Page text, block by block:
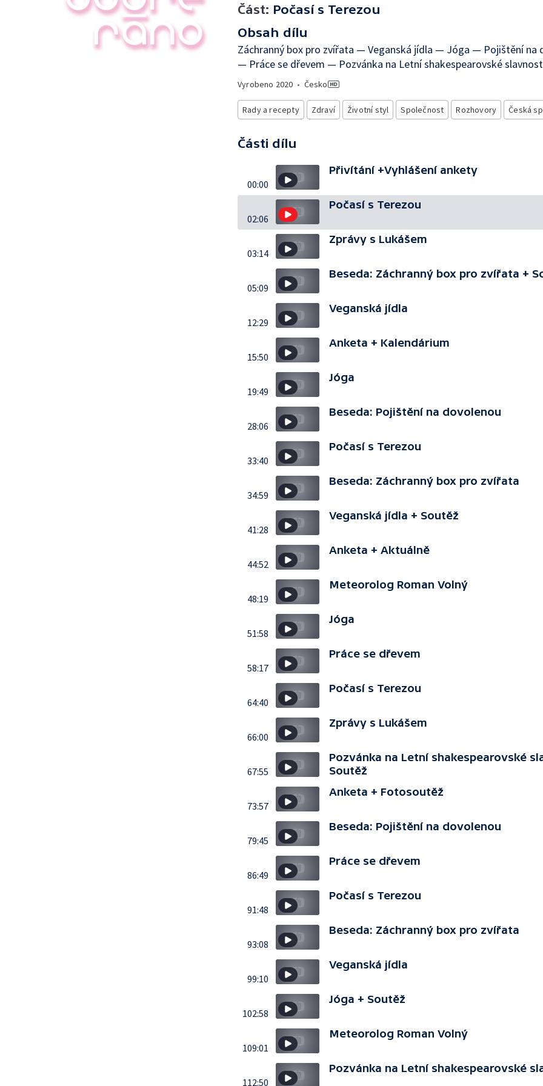
Část: Počasí s Terezou
Obsah dílu
Záchranný box pro zvířata — Veganská jídla — Jóga — Pojištění na
— Práce se dřevem — Pozvánka na Letní shakespearovské
Vyrobeno 2020 • Česko
Rady a recepty Zdraví Životní styl Společnost Rozhovory Česká
Části dílu
00:00
Přivítání +Vyhlášení ankety
02:06
Počasí s Terezou
03:14
Zprávy s Lukášem
05:09
Beseda: Záchranný box pro zvířata +
12:29
Veganská jídla
15:50
Anketa + Kalendárium
19:49
Jóga
28:06
Beseda: Pojištění na dovolenou
33:40
Počasí s Terezou
34:59
Beseda: Záchranný box pro zvířata
41:28
Veganská jídla + Soutěž
44:52
Anketa + Aktuálně
48:19
Meteorolog Roman Volný
51:58
Jóga
58:17
Práce se dřevem
64:40
Počasí s Terezou
66:00
Zprávy s Lukášem
67:55
Pozvánka na Letní shakespearovské
Soutěž
73:57
Anketa + Fotosoutěž
79:45
Beseda: Pojištění na dovolenou
86:49
Práce se dřevem
91:48
Počasí s Terezou
93:08
Beseda: Záchranný box pro zvířata
99:10
Veganská jídla
102:58
Jóga + Soutěž
109:01
Meteorolog Roman Volný
112:50
Pozvánka na Letní shakespearovské